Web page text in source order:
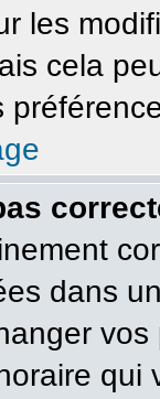
les
cela
dans